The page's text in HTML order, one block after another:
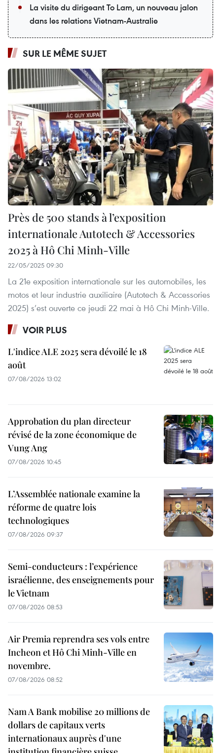
La visite du dirigeant To Lam, un nouveau jalon
dans les relations Vietnam-Australie
SUR LE MÊME SUJET
Près de 500 stands à l’exposition
internationale Autotech & Accessories
2025 à Hô Chi Minh-Ville
22/05/2025 09:30
La 21e exposition internationale sur les automobiles, les
motos et leur industrie auxiliaire (Autotech & Accessories
2025) s’est ouverte ce jeudi 22 mai à Hô Chi Minh-Ville.
VOIR PLUS
L'indice ALE 2025 sera dévoilé le 18
août
07/08/2026 13:02
Approbation du plan directeur
révisé de la zone économique de
Vung Ang
07/08/2026 10:45
L’Assemblée nationale examine la
réforme de quatre lois
technologiques
07/08/2026 09:37
Semi-conducteurs : l’expérience
israélienne, des enseignements pour
le Vietnam
07/08/2026 08:53
Air Premia reprendra ses vols entre
Incheon et Hô Chi Minh-Ville en
novembre.
07/08/2026 08:52
Nam A Bank mobilise 20 millions de
dollars de capitaux verts
internationaux auprès d'une